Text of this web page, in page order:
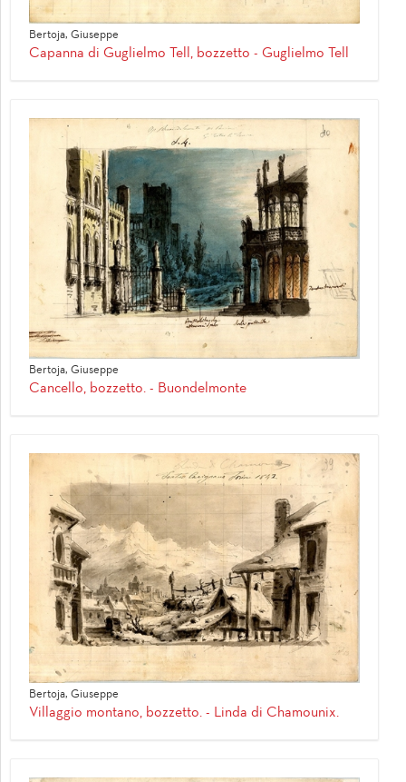
Bertoja, Giuseppe
Capanna di Guglielmo Tell, bozzetto - Guglielmo Tell
Bertoja, Giuseppe
Cancello, bozzetto. - Buondelmonte
Bertoja, Giuseppe
Villaggio montano, bozzetto. - Linda di Chamounix.